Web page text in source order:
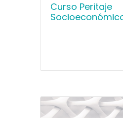
Curso Peritaje